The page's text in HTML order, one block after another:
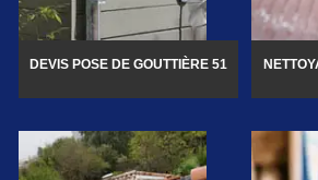
DEVIS POSE DE GOUTTIÈRE 51